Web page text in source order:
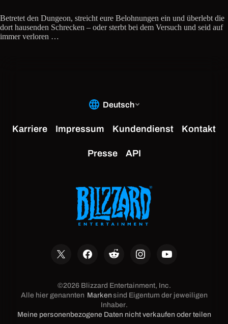
Betretet den Dungeon, streicht eure Belohnungen ein und überlebt die
dort hausenden Schrecken – oder sterbt bei dem Versuch und seid auf
immer verloren …